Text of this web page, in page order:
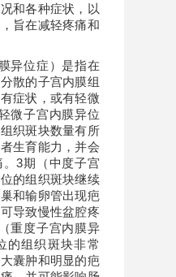
和各种症状，以
旨在减轻疼痛和
异位症）是指在
散的子宫内膜组
症状，或有轻微
微子宫内膜异位
织斑块数量有所
生育能力，并会
3期（中度子宫
的组织斑块继续
和输卵管出现疤
导致慢性盆腔疼
重度子宫内膜异
的组织斑块非常
囊肿和明显的疤